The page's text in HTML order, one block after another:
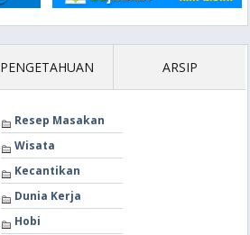
PENGETAHUAN ARSIP
Resep Masakan
Wisata
Kecantikan
Dunia Kerja
Hobi